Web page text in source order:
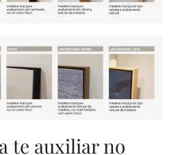
te auxiliar no